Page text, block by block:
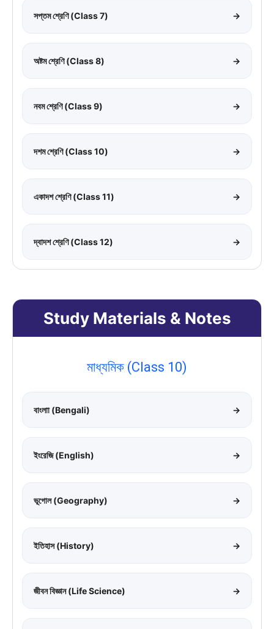
সপ্তম শ্রেণি (Class 7) →
অষ্টম শ্রেণি (Class 8) →
নবম শ্রেণি (Class 9) →
দশম শ্রেণি (Class 10) →
একাদশ শ্রেণি (Class 11) →
দ্বাদশ শ্রেণি (Class 12) →
Study Materials & Notes
মাধ্যমিক (Class 10)
বাংলাা (Bengali) →
ইংরেজি (English) →
ভূগোল (Geography) →
ইতিহাস (History) →
জীবন বিজ্ঞান (Life Science) →